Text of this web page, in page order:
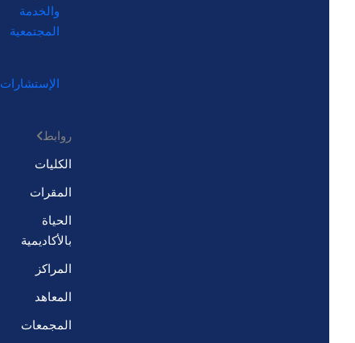
والخدمة
المجتمعية
الإستشارات
روابط
الكليات
المقرات
الحياة
بالأكاديمية
المراكز
المعاهد
المجمعات